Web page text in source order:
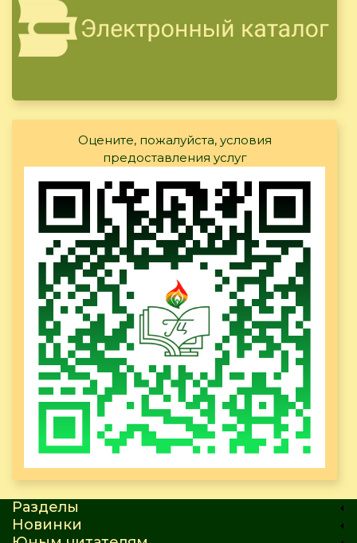
Оцените, пожалуйста, условия
предоставления услуг
Разделы
Новинки